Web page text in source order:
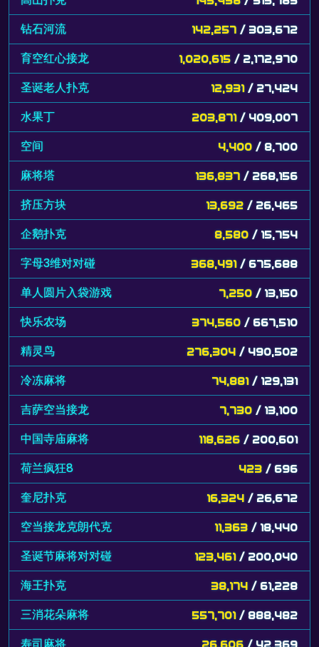
钻石河流 142,257 / 303,672
育空红心接龙 1,020,615 / 2,172,970
圣诞老人扑克 12,931 / 27,424
水果丁 203,871 / 409,007
空间 4,400 / 8,700
麻将塔 136,837 / 268,156
挤压方块 13,692 / 26,465
企鹅扑克 8,580 / 15,754
字母3维对对碰 368,491 / 675,688
单人圆片入袋游戏 7,250 / 13,150
快乐农场 374,560 / 667,510
精灵鸟 276,304 / 490,502
冷冻麻将 74,881 / 129,131
吉萨空当接龙 7,730 / 13,100
中国寺庙麻将 118,626 / 200,601
荷兰疯狂8 423 / 696
奎尼扑克 16,324 / 26,672
空当接龙克朗代克 11,363 / 18,440
圣诞节麻将对对碰 123,461 / 200,040
海王扑克 38,174 / 61,228
三消花朵麻将 557,701 / 888,482
26,606 / 42,369